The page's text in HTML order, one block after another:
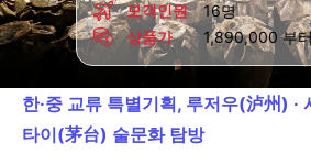
모객인원
16명
상품가
1,890,000 부
한·중 교류 특별기획, 루저우(泸州) ·
타이(茅台) 술문화 탐방